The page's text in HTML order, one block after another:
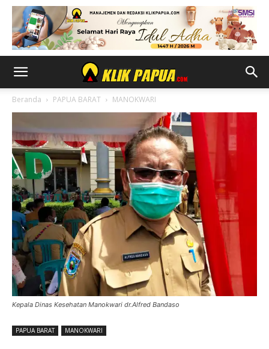
Beranda PAPUA BARAT MANOKWARI
Kepala Dinas Kesehatan Manokwari dr.Alfred Bandaso
PAPUA BARAT MANOKWARI